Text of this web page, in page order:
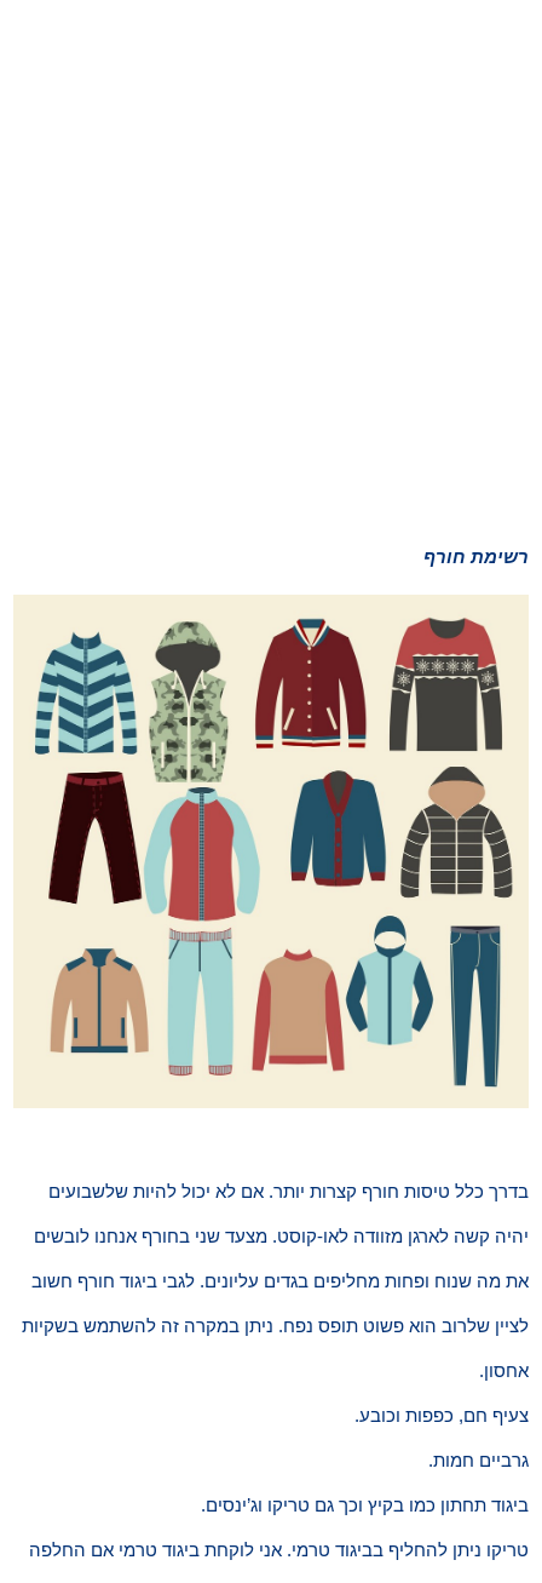
רשימת חורף
בדרך כלל טיסות חורף קצרות יותר. אם לא יכול להיות שלשבועים
יהיה קשה לארגן מזוודה לאו-קוסט. מצעד שני בחורף אנחנו לובשים
את מה שנוח ופחות מחליפים בגדים עליונים. לגבי ביגוד חורף חשוב
לציין שלרוב הוא פשוט תופס נפח. ניתן במקרה זה להשתמש בשקיות
אחסון.
צעיף חם, כפפות וכובע.
גרביים חמות.
ביגוד תחתון כמו בקיץ וכך גם טריקו וג’ינסים.
טריקו ניתן להחליף בביגוד טרמי. אני לוקחת ביגוד טרמי אם החלפה